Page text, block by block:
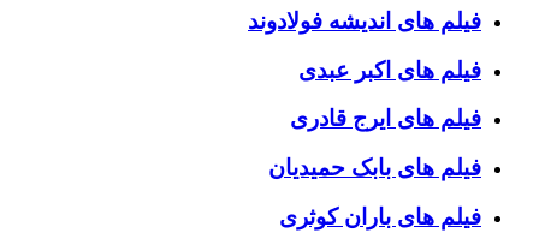
فیلم های اندیشه فولادوند
فیلم های اکبر عبدی
فیلم های ایرج قادری
فیلم های بابک حمیدیان
فیلم های باران کوثری